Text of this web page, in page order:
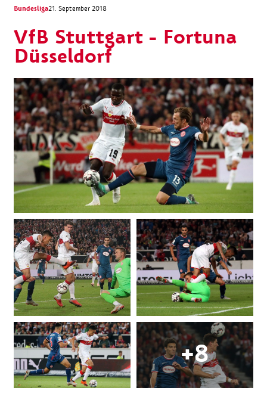
Bundesliga21. September 2018
VfB Stuttgart - Fortuna
Düsseldorf